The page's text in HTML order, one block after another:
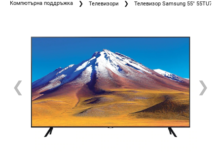
Компютърна поддръжка Телевизори Телевизор Samsung 55"
❮ ❯